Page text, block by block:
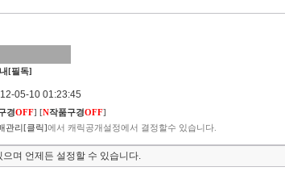
[필독]
05-10 01:23:45
경OFF] [N작품구경OFF]
관리[클릭]에서 캐릭공개설정에서 결정할수 있습니다.
며 언제든 설정할 수 있습니다.